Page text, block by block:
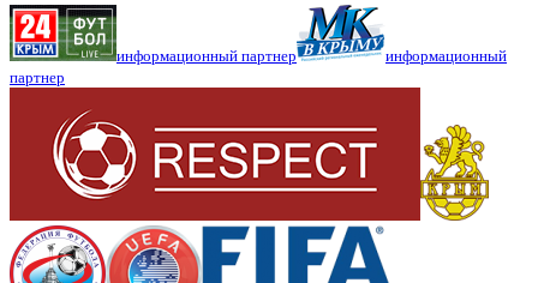
информационный партнер
информационный
партнер